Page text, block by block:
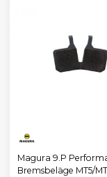
Magura 9.P
Bremsbeläge MT5/